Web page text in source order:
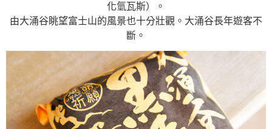
化氫瓦斯）。
由大涌谷眺望富士山的風景也十分壯觀。大涌谷長年遊客不
斷。